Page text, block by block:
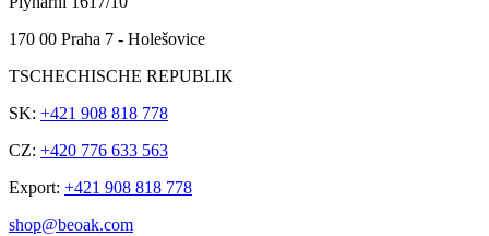
170 00 Praha 7 - Holešovice
TSCHECHISCHE REPUBLIK
SK: +421 908 818 778
CZ: +420 776 633 563
Export: +421 908 818 778
shop@beoak.com